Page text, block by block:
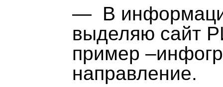
— В
выделяю сайт
пример
направление.